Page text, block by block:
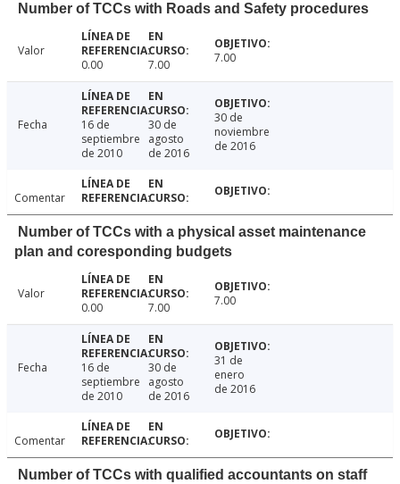
Number of TCCs with Roads and Safety procedures
Valor
0.00
7.00 7.00
Fecha
16 de
septiembre
de 2010
30 de
agosto
de 2016
30 de
noviembre
de 2016
Comentar
Number of TCCs with a physical asset maintenance
plan and coresponding budgets
Valor
0.00
7.00 7.00
Fecha
16 de
septiembre
de 2010
30 de
agosto
de 2016
31 de
enero
de 2016
Comentar
Number of TCCs with qualified accountants on staff